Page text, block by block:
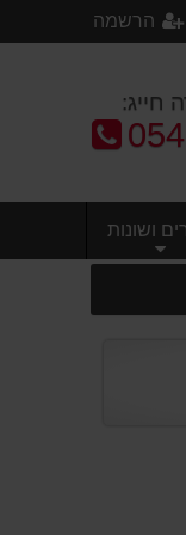
הרשמה
חייג:
ושונות